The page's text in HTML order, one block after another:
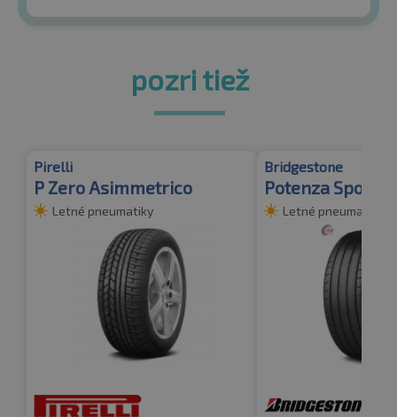
pozri tiež
Pirelli
P Zero Asimmetrico
Letné pneumatiky
Bridgestone
Potenza Sport
Letné pneumatiky